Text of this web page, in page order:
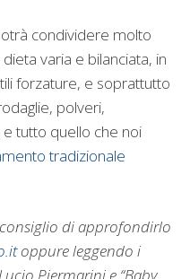
condividere molto
varia e bilanciata, in
forzature, e soprattutto
polveri,
tutto quello che noi
tradizionale
consiglio di approfondirlo
oppure leggendo i